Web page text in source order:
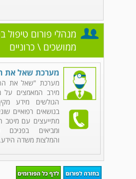
מנהלי פורום טיפול
ממושכים \ כרוניים
מערכת שאל את
מערכת "שאל את
מירב המאמצים
הגולשים מידע
בנושאים רפואיים
מתייעצים עם מיטב
ומביאים בפניכם
והמלצות משדה